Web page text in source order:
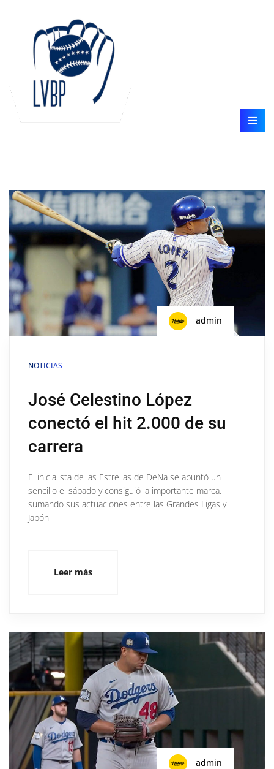
admin
NOTICIAS
José Celestino López
conectó el hit 2.000 de su
carrera
El inicialista de las Estrellas de DeNa se apuntó un
sencillo el sábado y consiguió la importante marca,
sumando sus actuaciones entre las Grandes Ligas y
Japón
Leer más
admin